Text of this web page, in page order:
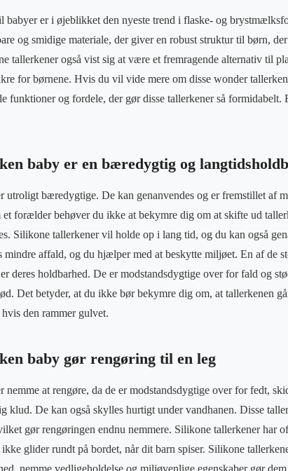
babyer er i øjeblikket den nyeste trend i flaske- og
og smidige materiale, der giver en robust struktur til børn,
tallerkener også vist sig at være et fremragende alternativ til
for børnene. Hvis du vil vide mere om disse wonder
funktioner og fordele, der gør disse tallerkener så formidabelt.
baby er en bæredygtig og
utroligt bæredygtige. De kan genanvendes og er fremstillet af
et forælder behøver du ikke at bekymre dig om at skifte ud
Silikone tallerkener vil holde op i lang tid, og du kan også
mindre affald, og du hjælper med at beskytte miljøet. En af de
deres holdbarhed. De er modstandsdygtige over for fald og
Det betyder, at du ikke bør bekymre dig om, at tallerkenen
den rammer gulvet.
baby gør rengøring til en leg
nemme at rengøre, da de er modstandsdygtige over for fedt,
klud. De kan også skylles hurtigt under vandhanen. Disse
gør rengøringen endnu nemmere. Silikone tallerkener har
glider rundt på bordet, når dit barn spiser. Silikone